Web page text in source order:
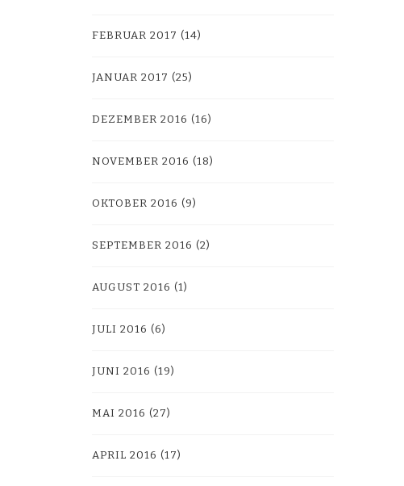
FEBRUAR 2017 (14)
JANUAR 2017 (25)
DEZEMBER 2016 (16)
NOVEMBER 2016 (18)
OKTOBER 2016 (9)
SEPTEMBER 2016 (2)
AUGUST 2016 (1)
JULI 2016 (6)
JUNI 2016 (19)
MAI 2016 (27)
APRIL 2016 (17)